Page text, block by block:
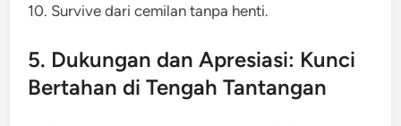
10. Survive dari cemilan tanpa henti.
5. Dukungan dan Apresiasi: Kunci
Bertahan di Tengah Tantangan